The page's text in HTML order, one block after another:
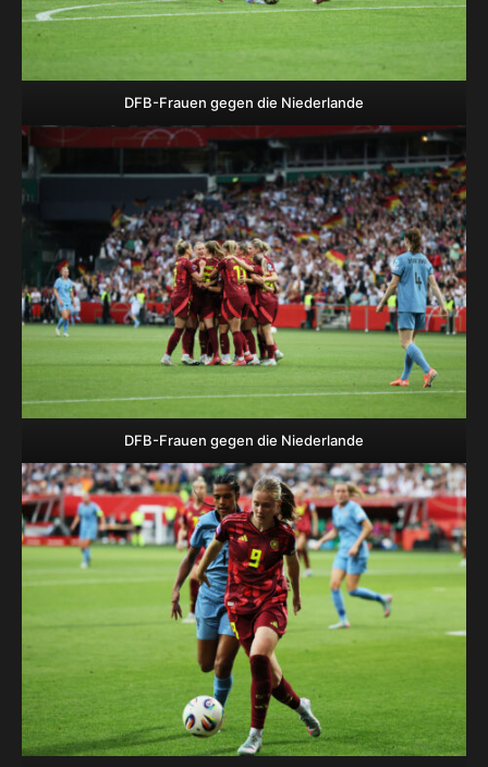
DFB-Frauen gegen die Niederlande
DFB-Frauen gegen die Niederlande